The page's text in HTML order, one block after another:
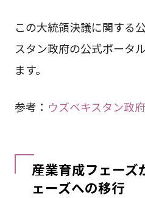
この大統領決議に関する
スタン政府の公式ポータ
ます。
参考： ウズベキスタン政
産業育成フェーズ
ェーズへの移行